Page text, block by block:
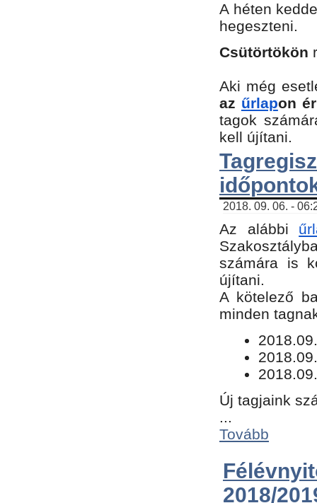
A héten
hegeszteni.
Csütörtökön
Aki még
az űrlapon
tagok
kell újítani.
2018. 09. 06. -
Az alábbi
számára is
újítani.
​A kötelező
minden
Új tagjaink
...
Tovább
2018/